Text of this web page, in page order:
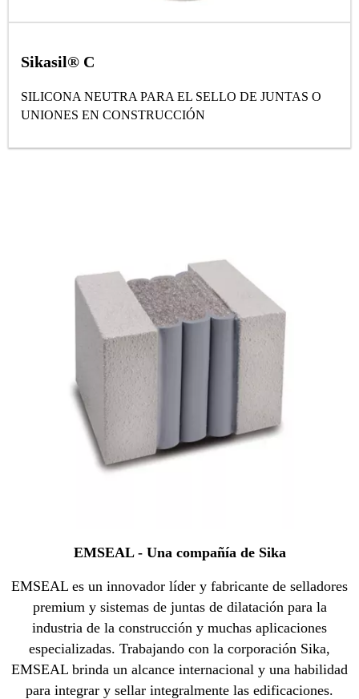
Sikasil® C
SILICONA NEUTRA PARA EL SELLO DE JUNTAS O
UNIONES EN CONSTRUCCIÓN
EMSEAL - Una compañía de Sika
EMSEAL es un innovador líder y fabricante de selladores
premium y sistemas de juntas de dilatación para la
industria de la construcción y muchas aplicaciones
especializadas. Trabajando con la corporación Sika,
EMSEAL brinda un alcance internacional y una habilidad
para integrar y sellar integralmente las edificaciones.